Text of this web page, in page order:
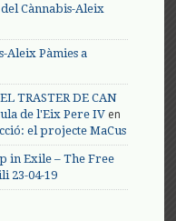
Cànnabis-Aleix
Aleix Pàmies a
TRASTER DE CAN
de l'Eix Pere IV en
el projecte MaCus
in Exile – The Free
23-04-19